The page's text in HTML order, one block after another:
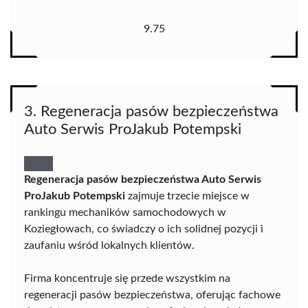
9.75
3. Regeneracja pasów bezpieczeństwa
Auto Serwis ProJakub Potempski
Regeneracja pasów bezpieczeństwa Auto Serwis
ProJakub Potempski zajmuje trzecie miejsce w
rankingu mechaników samochodowych w
Koziegłowach, co świadczy o ich solidnej pozycji i
zaufaniu wśród lokalnych klientów.
Firma koncentruje się przede wszystkim na
regeneracji pasów bezpieczeństwa, oferując fachowe